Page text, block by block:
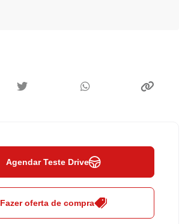
Agendar Teste Drive
Fazer oferta de compra